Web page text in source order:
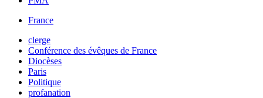
France
clerge
Conférence des évêques de France
Diocèses
Paris
Politique
profanation